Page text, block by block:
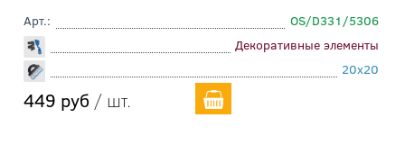
Арт.:
OS/D331/5306
Декоративные элементы
20x20
449 руб / шт.